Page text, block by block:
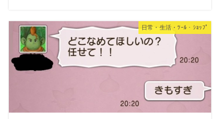
日常・生活・ﾂｰﾙ・ｼｮｯﾌﾟ